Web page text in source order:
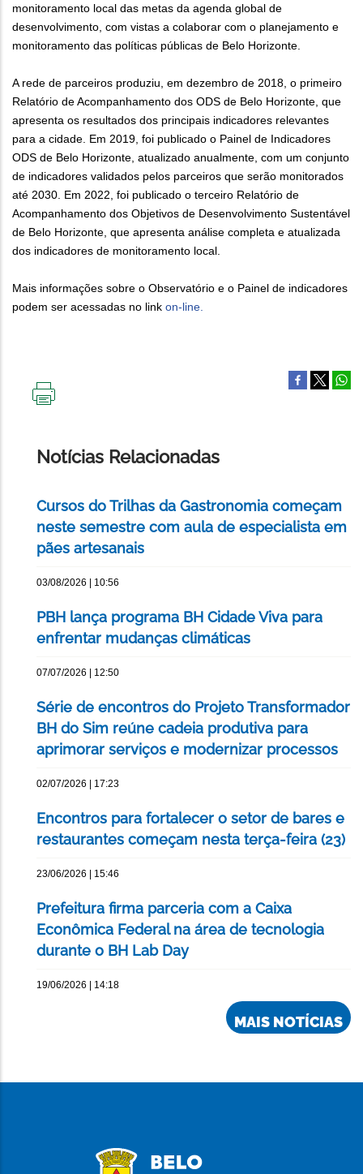
monitoramento local das metas da agenda global de
desenvolvimento, com vistas a colaborar com o planejamento e
monitoramento das políticas públicas de Belo Horizonte.
A rede de parceiros produziu, em dezembro de 2018, o primeiro
Relatório de Acompanhamento dos ODS de Belo Horizonte, que
apresenta os resultados dos principais indicadores relevantes
para a cidade. Em 2019, foi publicado o Painel de Indicadores
ODS de Belo Horizonte, atualizado anualmente, com um conjunto
de indicadores validados pelos parceiros que serão monitorados
até 2030. Em 2022, foi publicado o terceiro Relatório de
Acompanhamento dos Objetivos de Desenvolvimento Sustentável
de Belo Horizonte, que apresenta análise completa e atualizada
dos indicadores de monitoramento local.
Mais informações sobre o Observatório e o Painel de indicadores
podem ser acessadas no link on-line.
Notícias Relacionadas
Cursos do Trilhas da Gastronomia começam
neste semestre com aula de especialista em
pães artesanais
03/08/2026 | 10:56
PBH lança programa BH Cidade Viva para
enfrentar mudanças climáticas
07/07/2026 | 12:50
Série de encontros do Projeto Transformador
BH do Sim reúne cadeia produtiva para
aprimorar serviços e modernizar processos
02/07/2026 | 17:23
Encontros para fortalecer o setor de bares e
restaurantes começam nesta terça-feira (23)
23/06/2026 | 15:46
Prefeitura firma parceria com a Caixa
Econômica Federal na área de tecnologia
durante o BH Lab Day
19/06/2026 | 14:18
MAIS NOTÍCIAS